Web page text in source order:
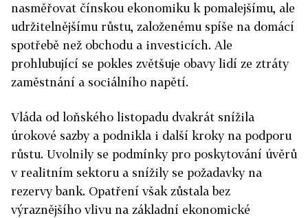
nasměřovat čínskou ekonomiku k pomalejšímu, ale
udržitelnějšímu růstu, založenému spíše na domácí
spotřebě než obchodu a investicích. Ale
prohlubující se pokles zvětšuje obavy lidí ze ztráty
zaměstnání a sociálního napětí.
Vláda od loňského listopadu dvakrát snížila
úrokové sazby a podnikla i další kroky na podporu
růstu. Uvolnily se podmínky pro poskytování úvěrů
v realitním sektoru a snížily se požadavky na
rezervy bank. Opatření však zůstala bez
výraznějšího vlivu na základní ekonomické